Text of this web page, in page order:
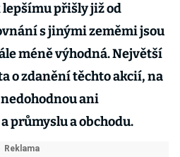
přišly již od
s jinými zeměmi jsou
méně výhodná. Největší
o zdanění těchto akcií, na
ani
průmyslu a obchodu.